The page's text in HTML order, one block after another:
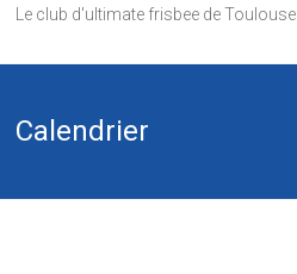
Le club d'ultimate frisbee de Toulouse
Calendrier